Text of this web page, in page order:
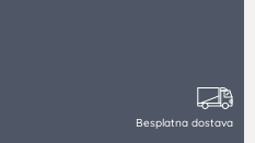
Besplatna dostava